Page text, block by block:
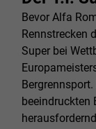
Bevor Alfa
Rennstrecken
Super bei
beeindruckten